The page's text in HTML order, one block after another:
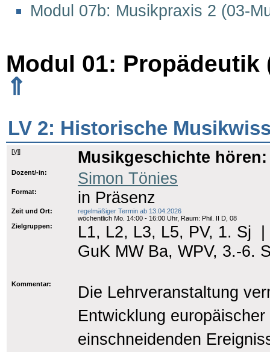
Modul 07b: Musikpraxis 2 (03-
Modul 01: Propädeutik
⇑
LV 2: Historische
[Vl] Musikgeschichte
Dozent/-in: Simon Tönies
Format: in Präsenz
Zeit und Ort:
regelmäßiger Termin ab 13.04.2026
wöchentlich Mo. 14:00 - 16:00 Uhr, Raum: Phil. II D, 08
Zielgruppen:
L1, L2, L3, L5, PV, 1. Sj
GuK MW Ba, WPV, 3.-6.
Kommentar:
Die Lehrveranstaltung
Entwicklung
einschneidenden